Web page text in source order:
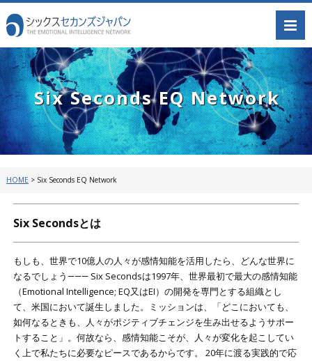
Six Seconds EQ Network
HOME > Six Seconds EQ Network
Six Secondsとは
もしも、世界で10億人の人々が感情知能を活用したら、どんな世界に
なるでしょう――― Six Secondsは1997年、世界最初で最大の感情知能
（Emotional Intelligence; EQ又はEI）の開発を専門とする組織とし
て、米国において誕生しました。ミッションは、「どこにおいても、
如何なるときも、人々がポジティブチェンジを生み出せるようサポー
トすること」。何故なら、感情知能こそが、人々が変化を起こしてい
く上で私たちに必要なピースであるからです。 20年に渡る実践的で応